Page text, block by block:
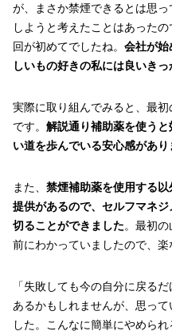
が、まさか禁煙できるとは思
しようと考えたことはあった
回が初めてでしたね。 会社が始
しいもの好きの私には良いき
実際に取り組んでみると、最
です。 解説通り補助薬を使う
い道を歩んでいる安心感があり
また、 禁煙補助薬を使用する
提供があるので、セルフマネ
切ることができました。最初
前にわかっていましたので、楽
「失敗しても今の自分に戻る
あるかもしれませんが、思っ
した。こんなに簡単にやめら